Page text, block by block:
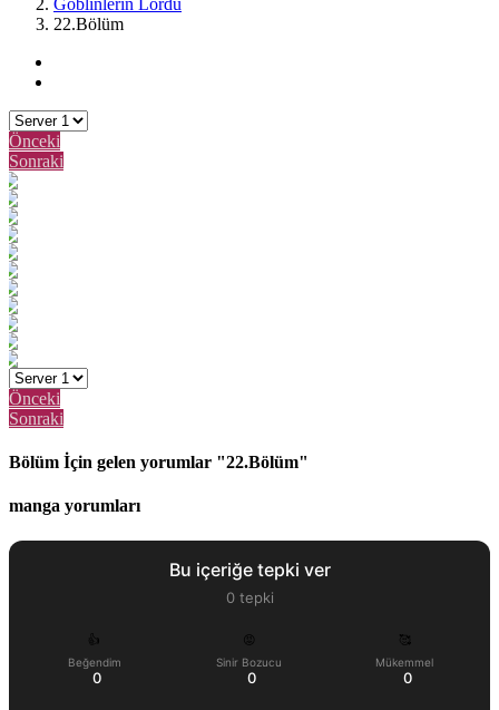
22.Bölüm
Önceki
Sonraki
Önceki
Sonraki
Bölüm İçin gelen yorumlar "22.Bölüm"
manga yorumları
Bu içeriğe tepki ver
0tepki
👍
Beğendim
0
😡
Sinir Bozucu
0
🥰
Mükemmel
0